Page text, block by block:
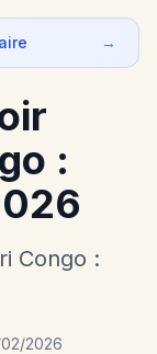
→
:
Congo :
2026